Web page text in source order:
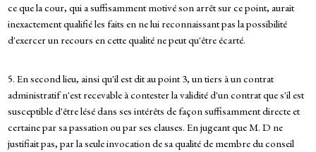
ce que la cour, qui a suffisamment motivé son arrêt sur ce point, aurait
inexactement qualifié les faits en ne lui reconnaissant pas la possibilité
d'exercer un recours en cette qualité ne peut qu'être écarté.
5. En second lieu, ainsi qu'il est dit au point 3, un tiers à un contrat
administratif n'est recevable à contester la validité d'un contrat que s'il est
susceptible d'être lésé dans ses intérêts de façon suffisamment directe et
certaine par sa passation ou par ses clauses. En jugeant que M. D ne
justifiait pas, par la seule invocation de sa qualité de membre du conseil